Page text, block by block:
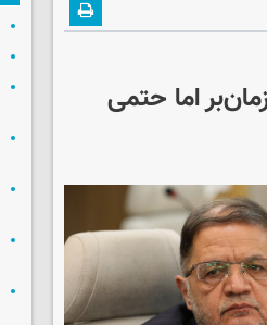
اما حتمی